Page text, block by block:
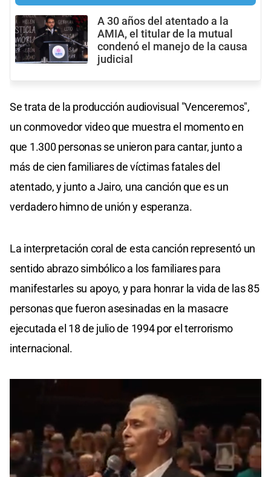
A 30 años del atentado a la
AMIA, el titular de la mutual
condenó el manejo de la causa
judicial
Se trata de la producción audiovisual "Venceremos",
un conmovedor video que muestra el momento en
que 1.300 personas se unieron para cantar, junto a
más de cien familiares de víctimas fatales del
atentado, y junto a Jairo, una canción que es un
verdadero himno de unión y esperanza.
La interpretación coral de esta canción representó un
sentido abrazo simbólico a los familiares para
manifestarles su apoyo, y para honrar la vida de las 85
personas que fueron asesinadas en la masacre
ejecutada el 18 de julio de 1994 por el terrorismo
internacional.